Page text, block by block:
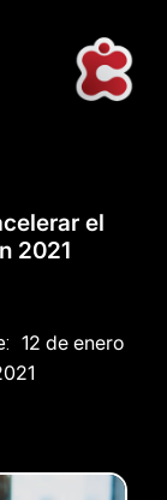
el
2021
12 de enero